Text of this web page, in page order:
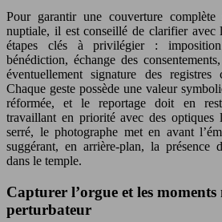
Pour garantir une couverture
nuptiale, il est conseillé de clarifier avec
étapes clés à privilégier :
bénédiction, échange des
éventuellement signature des registres
Chaque geste possède une valeur
réformée, et le reportage doit en
travaillant en priorité avec des optiques
serré, le photographe met en avant
suggérant, en arrière-plan, la présence
dans le temple.
Capturer l’orgue et les
perturbateur